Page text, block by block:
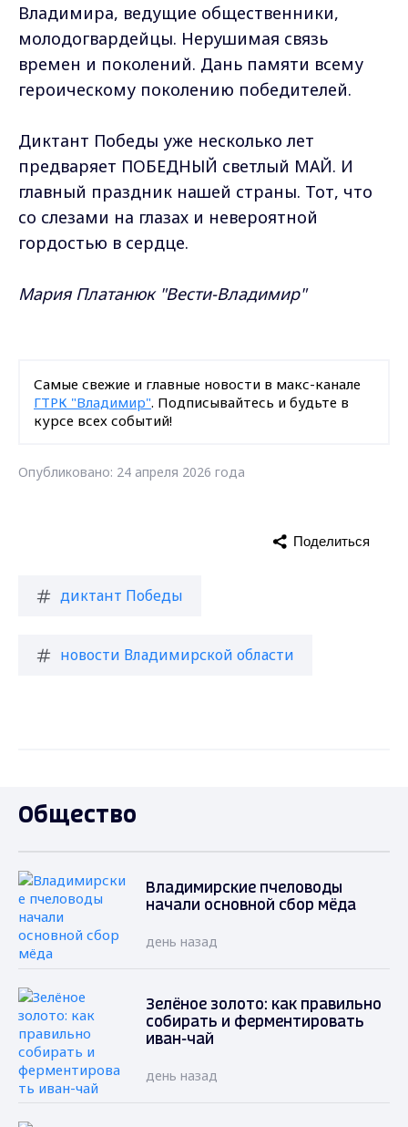
Владимира, ведущие общественники,
молодогвардейцы. Нерушимая связь
времен и поколений. Дань памяти всему
героическому поколению победителей.
Диктант Победы уже несколько лет
предваряет ПОБЕДНЫЙ светлый МАЙ. И
главный праздник нашей страны. Тот, что
со слезами на глазах и невероятной
гордостью в сердце.
Мария Платанюк "Вести-Владимир"
Самые свежие и главные новости в макс-канале
ГТРК "Владимир". Подписывайтесь и будьте в
курсе всех событий!
Опубликовано: 24 апреля 2026 года
диктант Победы
новости Владимирской области
Поделиться
Общество
Владимирские пчеловоды
начали основной сбор мёда
день назад
Зелёное золото: как правильно
собирать и ферментировать
иван-чай
день назад